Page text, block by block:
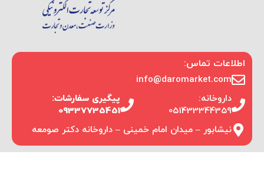
اطلاعات تماس:
info@daromarket.com
داروخانه:
051433344359
پیگیری سفارشات:
09337735451
نیشابور – میدان امام خمینی – داروخانه دکتر صومعه